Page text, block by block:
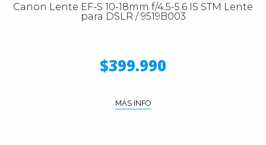
Canon Lente EF-S 10-18mm f/4.5-5.6 IS STM Lente
para DSLR / 9519B003
$399.990
MÁS INFO